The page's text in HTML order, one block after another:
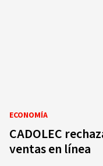
ECONOMÍA
CADOLEC
ventas en línea